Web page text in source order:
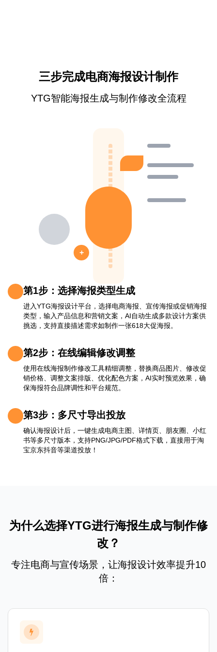
三步完成电商海报设计制作
YTG智能海报生成与制作修改全流程
+
第1步：选择海报类型生成
进入YTG海报设计平台，选择电商海报、宣传海报或促销海报
类型，输入产品信息和营销文案，AI自动生成多款设计方案供
挑选，支持直接描述需求如制作一张618大促海报。
第2步：在线编辑修改调整
使用在线海报制作修改工具精细调整，替换商品图片、修改促
销价格、调整文案排版、优化配色方案，AI实时预览效果，确
保海报符合品牌调性和平台规范。
第3步：多尺寸导出投放
确认海报设计后，一键生成电商主图、详情页、朋友圈、小红
书等多尺寸版本，支持PNG/JPG/PDF格式下载，直接用于淘
宝京东抖音等渠道投放！
为什么选择YTG进行海报生成与制作修
改？
专注电商与宣传场景，让海报设计效率提升10
倍：